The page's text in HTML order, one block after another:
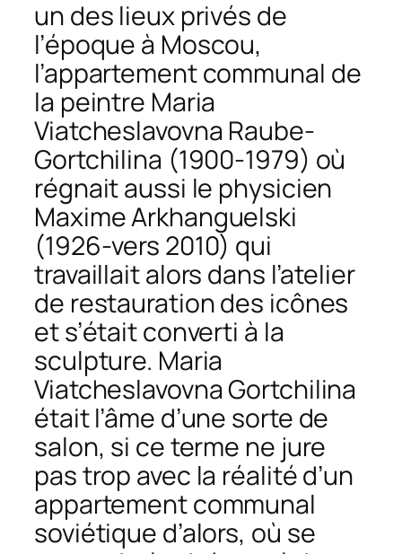
un des lieux privés de
l’époque à Moscou,
l’appartement communal de
la peintre Maria
Viatcheslavovna Raube-
Gortchilina (1900-1979) où
régnait aussi le physicien
Maxime Arkhanguelski
(1926-vers 2010) qui
travaillait alors dans l’atelier
de restauration des icônes
et s’était converti à la
sculpture. Maria
Viatcheslavovna Gortchilina
était l’âme d’une sorte de
salon, si ce terme ne jure
pas trop avec la réalité d’un
appartement communal
soviétique d’alors, où se